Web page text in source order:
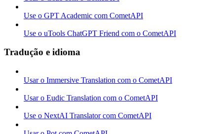
Use o GPT Academic com CometAPI
Use o uTools ChatGPT Friend com o CometAPI
Tradução e idioma
Usar o Immersive Translation com o CometAPI
Usar o Eudic Translation com o CometAPI
Use o NextAI Translator com CometAPI